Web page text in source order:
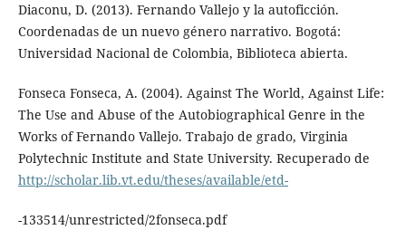
Diaconu, D. (2013). Fernando Vallejo y la autoficción.
Coordenadas de un nuevo género narrativo. Bogotá:
Universidad Nacional de Colombia, Biblioteca abierta.
Fonseca Fonseca, A. (2004). Against The World, Against Life:
The Use and Abuse of the Autobiographical Genre in the
Works of Fernando Vallejo. Trabajo de grado, Virginia
Polytechnic Institute and State University. Recuperado de
http://scholar.lib.vt.edu/theses/available/etd-
-133514/unrestricted/2fonseca.pdf